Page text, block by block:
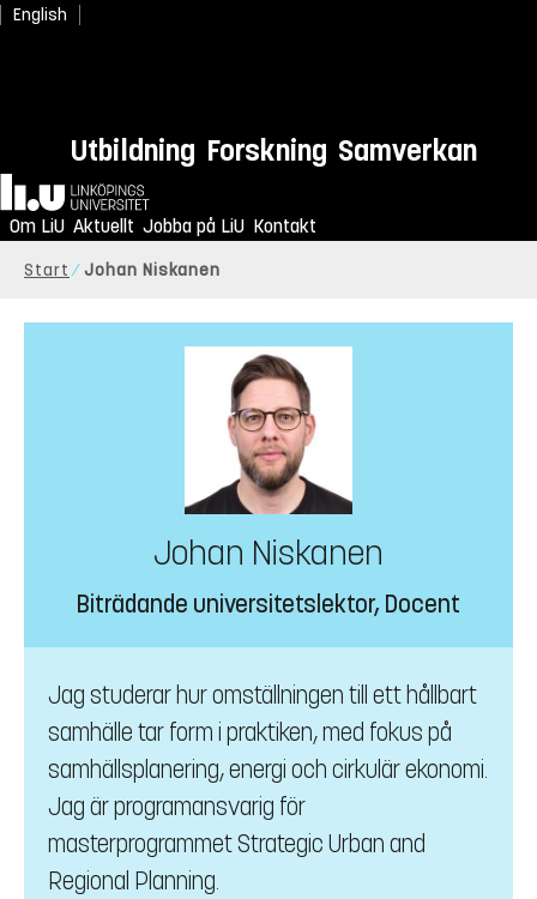
English
Utbildning Forskning Samverkan
Hem
Om LiU Aktuellt Jobba på LiU Kontakt
Start Johan Niskanen
Johan Niskanen
Biträdande universitetslektor, Docent
Jag studerar hur omställningen till ett hållbart
samhälle tar form i praktiken, med fokus på
samhällsplanering, energi och cirkulär ekonomi.
Jag är programansvarig för
masterprogrammet Strategic Urban and
Regional Planning.